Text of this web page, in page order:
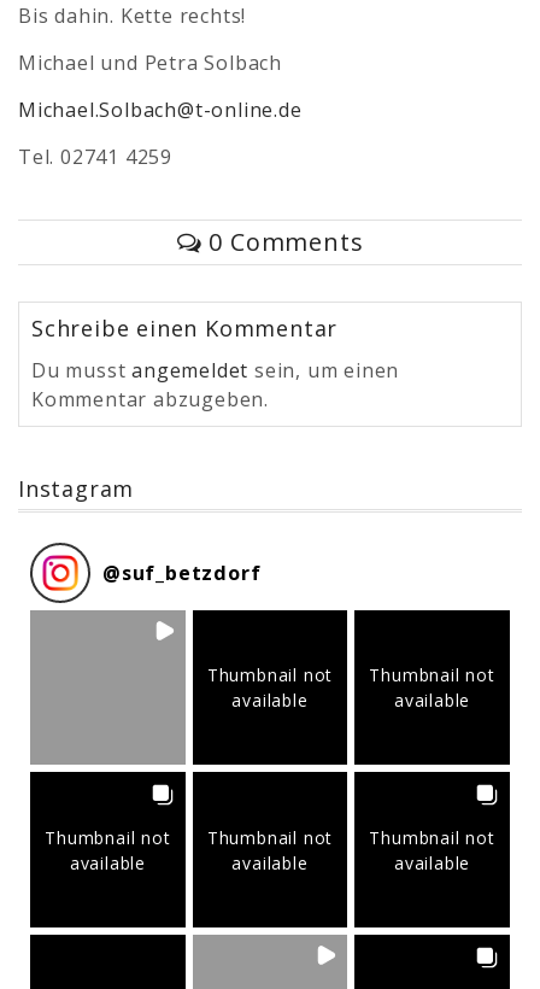
Bis dahin. Kette rechts!
Michael und Petra Solbach
Michael.Solbach@t-online.de
Tel. 02741 4259
0 Comments
Schreibe einen Kommentar
Du musstangemeldet sein, um einen
Kommentar abzugeben.
Instagram
@suf_betzdorf
Thumbnail not
available
Thumbnail not
available
Thumbnail not
available
Thumbnail not
available
Thumbnail not
available